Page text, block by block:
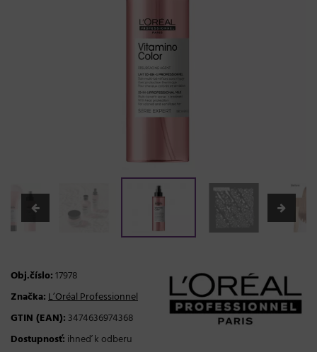
Obj.číslo:17978
Značka:L’Oréal Professionnel
GTIN (EAN): 3474636974368
Dostupnosť: ihneď k odberu